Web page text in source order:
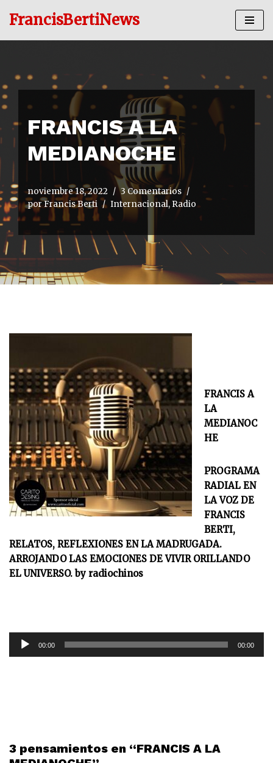
FrancisBertiNews
FRANCIS A LA
MEDIANOCHE
noviembre 18, 2022
3 Comentarios
porFrancis Berti Internacional, Radio
FRANCIS A
LA
MEDIANOC
HE
PROGRAMA
RADIAL EN
LA VOZ DE
FRANCIS
BERTI,
RELATOS, REFLEXIONES EN LA MADRUGADA.
ARROJANDO LAS EMOCIONES DE VIVIR ORILLANDO
EL UNIVERSO. by radiochinos
t
00:00 00:00
3 pensamientos en “FRANCIS A LA